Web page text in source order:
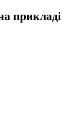
прикладі